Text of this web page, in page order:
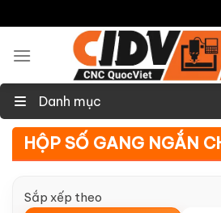
to
content
Danh mục
HỘP SỐ GANG NGẮN
Sắp xếp theo